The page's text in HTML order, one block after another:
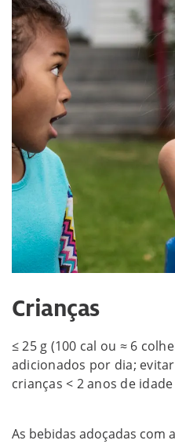
Crianças
≤ 25 g (100 cal ou ≈ 6
adicionados por dia;
crianças < 2 anos de idade
As bebidas adoçadas com